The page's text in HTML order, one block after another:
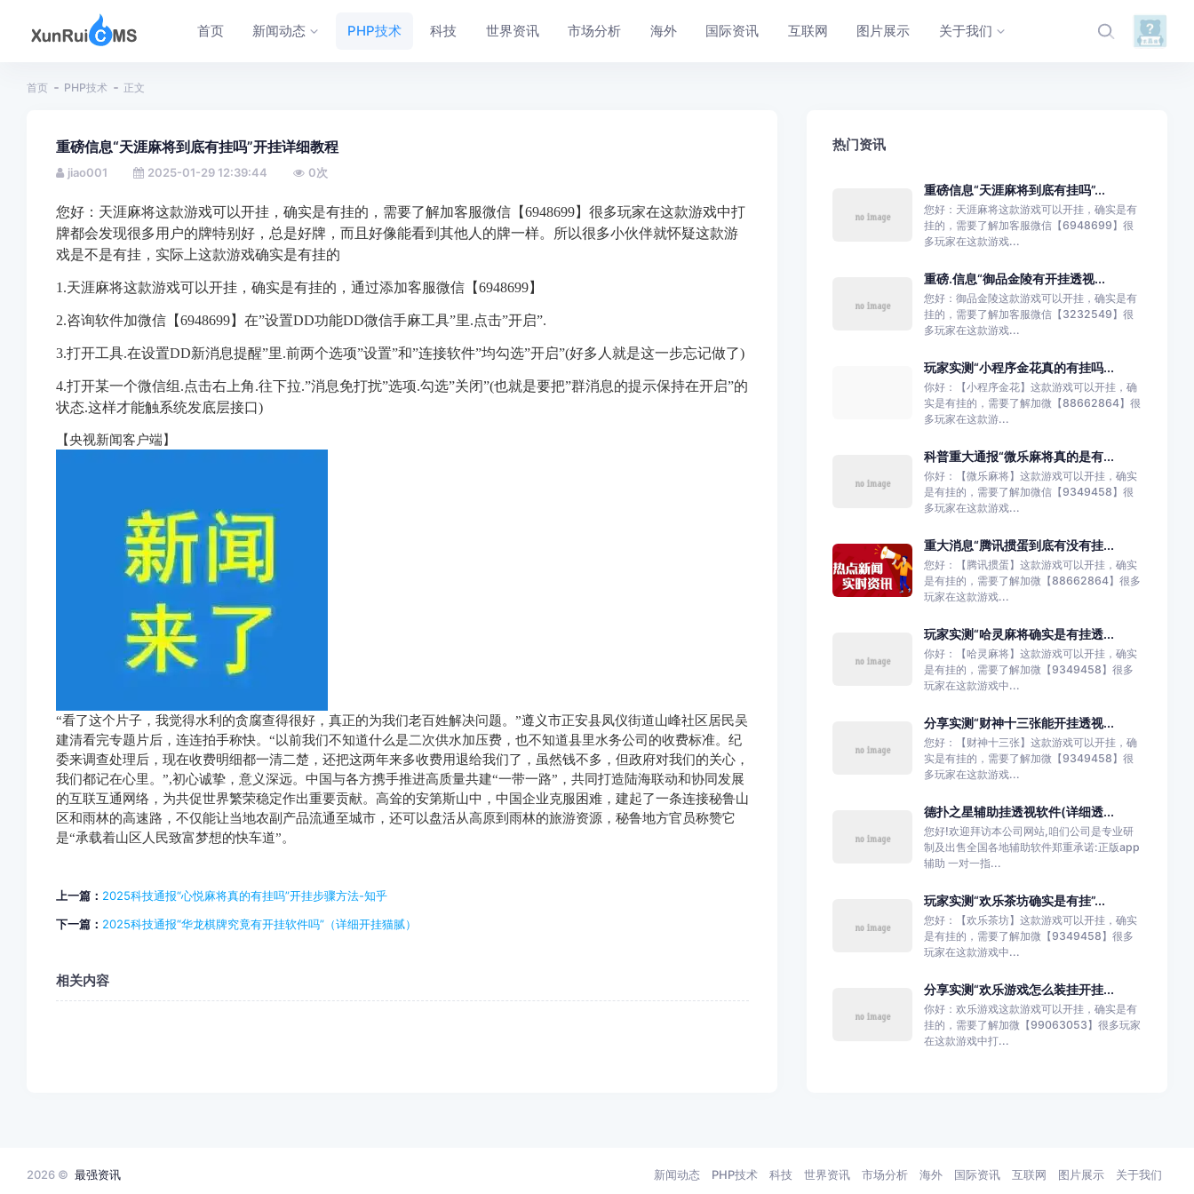
首页 新闻动态 PHP技术 科技 世界资讯 市场分析 海外 国际资讯 互联网 图片展示 关于我们
首页 PHP技术 正文
重磅信息“天涯麻将到底有挂吗”开挂详细教程
jiao001 2025-01-29 12:39:44 0次
您好：天涯麻将这款游戏可以开挂，确实是有挂的， 需要了解加客服微信【6948699】 很多玩家在这款游戏中打
牌都会发现很多用户的牌特别好，总是好牌，而且好像能看到其他人的牌一样。所以很多小伙伴就怀疑这款游
戏是不是有挂，实际上这款游戏确实是有挂的
1.天涯麻将这款游戏可以开挂，确实是有挂的，通过添加客服微信【6948699】
2.咨询软件加微信【6948699】在”设置DD功能DD微信手麻工具”里.点击”开启”.
3.打开工具.在设置DD新消息提醒”里.前两个选项”设置”和”连接软件”均勾选”开启”(好多人就是这一步忘记做了)
4.打开某一个微信组.点击右上角.往下拉.”消息免打扰”选项.勾选”关闭”(也就是要把”群消息的提示保持在开启”的
状态.这样才能触系统发底层接口)
【央视新闻客户端】
“看了这个片子，我觉得水利的贪腐查得很好，真正的为我们老百姓解决问题。”遵义市正安县凤仪街道山峰社区居民吴
建清看完专题片后，连连拍手称快。“以前我们不知道什么是二次供水加压费，也不知道县里水务公司的收费标准。纪
委来调查处理后，现在收费明细都一清二楚，还把这两年来多收费用退给我们了，虽然钱不多，但政府对我们的关心，
我们都记在心里。”,初心诚挚，意义深远。中国与各方携手推进高质量共建“一带一路”，共同打造陆海联动和协同发展
的互联互通网络，为共促世界繁荣稳定作出重要贡献。高耸的安第斯山中，中国企业克服困难，建起了一条连接秘鲁山
区和雨林的高速路，不仅能让当地农副产品流通至城市，还可以盘活从高原到雨林的旅游资源，秘鲁地方官员称赞它
是“承载着山区人民致富梦想的快车道”。
上一篇： 2025科技通报“心悦麻将真的有挂吗”开挂步骤方法-知乎
下一篇： 2025科技通报“华龙棋牌究竟有开挂软件吗”（详细开挂猫腻）
相关内容
热门资讯
重磅信息“天涯麻将到底有挂吗”...
您好：天涯麻将这款游戏可以开挂，确实是有
挂的，需要了解加客服微信【6948699】很
多玩家在这款游戏...
重磅.信息“御品金陵有开挂透视...
您好：御品金陵这款游戏可以开挂，确实是有
挂的，需要了解加客服微信【3232549】很
多玩家在这款游戏...
玩家实测“小程序金花真的有挂吗...
你好：【小程序金花】这款游戏可以开挂，确
实是有挂的，需要了解加微【88662864】很
多玩家在这款游...
科普重大通报“微乐麻将真的是有...
你好：【微乐麻将】这款游戏可以开挂，确实
是有挂的，需要了解加微信【9349458】很
多玩家在这款游戏...
重大消息“腾讯掼蛋到底有没有挂...
您好：【腾讯掼蛋】这款游戏可以开挂，确实
是有挂的，需要了解加微【88662864】很多
玩家在这款游戏...
玩家实测“哈灵麻将确实是有挂透...
你好：【哈灵麻将】这款游戏可以开挂，确实
是有挂的，需要了解加微【9349458】很多
玩家在这款游戏中...
分享实测“财神十三张能开挂透视...
您好：【财神十三张】这款游戏可以开挂，确
实是有挂的，需要了解加微【9349458】很
多玩家在这款游戏...
德扑之星辅助挂透视软件(详细透...
您好!欢迎拜访本公司网站,咱们公司是专业研
制及出售全国各地辅助软件郑重承诺:正版app
辅助 一对一指...
玩家实测“欢乐茶坊确实是有挂”...
您好：【欢乐茶坊】这款游戏可以开挂，确实
是有挂的，需要了解加微【9349458】很多
玩家在这款游戏中...
分享实测“欢乐游戏怎么装挂开挂...
你好：欢乐游戏这款游戏可以开挂，确实是有
挂的，需要了解加微【99063053】很多玩家
在这款游戏中打...
2026 © 最强资讯 新闻动态 PHP技术 科技 世界资讯 市场分析 海外 国际资讯 互联网 图片展示 关于我们